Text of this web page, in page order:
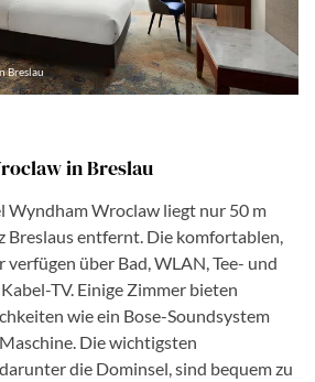
Breslau
in Breslau
Wyndham Wroclaw liegt nur 50 m
entfernt. Die komfortablen,
über Bad, WLAN, Tee- und
TV. Einige Zimmer bieten
wie ein Bose-Soundsystem
Die wichtigsten
die Dominsel, sind bequem zu